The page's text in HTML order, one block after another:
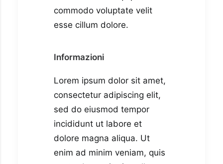
commodo voluptate velit
esse cillum dolore.
Informazioni
Lorem ipsum dolor sit amet,
consectetur adipiscing elit,
sed do eiusmod tempor
incididunt ut labore et
dolore magna aliqua. Ut
enim ad minim veniam, quis